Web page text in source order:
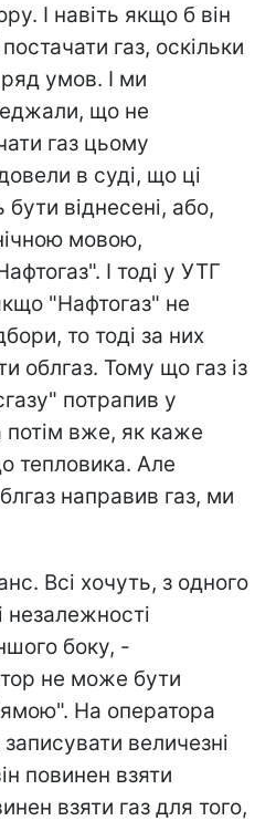
І навіть якщо б він
газ, оскільки
умов. І ми
що не
газ цьому
в суді, що ці
віднесені, або,
мовою,
І тоді у УТГ
"Нафтогаз" не
то тоді за них
облгаз. Тому що газ із
потрапив у
потім вже, як каже
тепловика. Але
направив газ, ми
Всі хочуть, з одного
незалежності
боку, -
не може бути
ямою". На оператора
величезні
повинен взяти
взяти газ для того,